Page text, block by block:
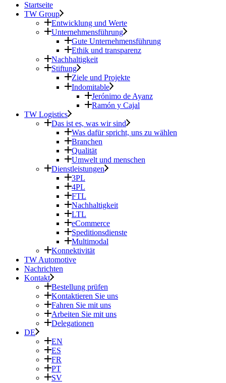
Startseite
TW Group
Entwicklung und Werte
Unternehmensführung
Gute Unternehmensführung
Ethik und transparenz
Nachhaltigkeit
Stiftung
Ziele und Projekte
Indomitable
Jerónimo de Ayanz
Ramón y Cajal
TW Logistics
Das ist es, was wir sind
Was dafür spricht, uns zu wählen
Branchen
Qualität
Umwelt und menschen
Dienstleistungen
3PL
4PL
FTL
Nachhaltigkeit
LTL
eCommerce
Speditionsdienste
Multimodal
Konnektivität
TW Automotive
Nachrichten
Kontakt
Bestellung prüfen
Kontaktieren Sie uns
Fahren Sie mit uns
Arbeiten Sie mit uns
Delegationen
DE
EN
ES
FR
PT
SV